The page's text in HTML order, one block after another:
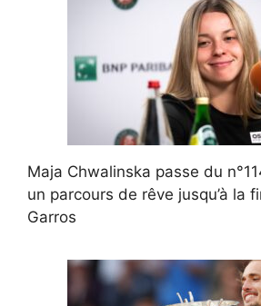
Maja Chwalinska passe du
un parcours de rêve jusqu’à la
Garros